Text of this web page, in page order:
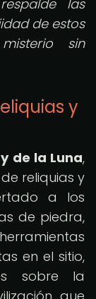
las
de estos
sin
y
de la Luna,
reliquias y
a los
de piedra,
en el sitio,
sobre la